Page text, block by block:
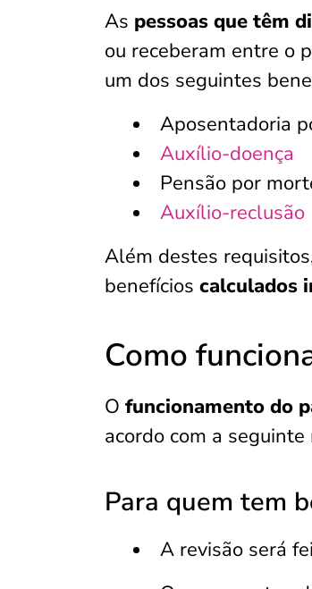
As pessoas que têm
ou receberam entre o
um dos seguintes
Aposentadoria
Auxílio-doença
Pensão por
Auxílio-reclusão
Além destes
benefícios calculados
Como
O funcionamento do
acordo com a
Para quem tem
A revisão será